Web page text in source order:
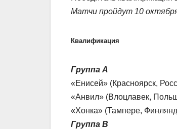
Матчи пройдут 10
Квалификация
Группа А
«Енисей» (Красноярск,
«Анвил» (Влоцлавек,
«Хонка» (Тампере,
Группа В